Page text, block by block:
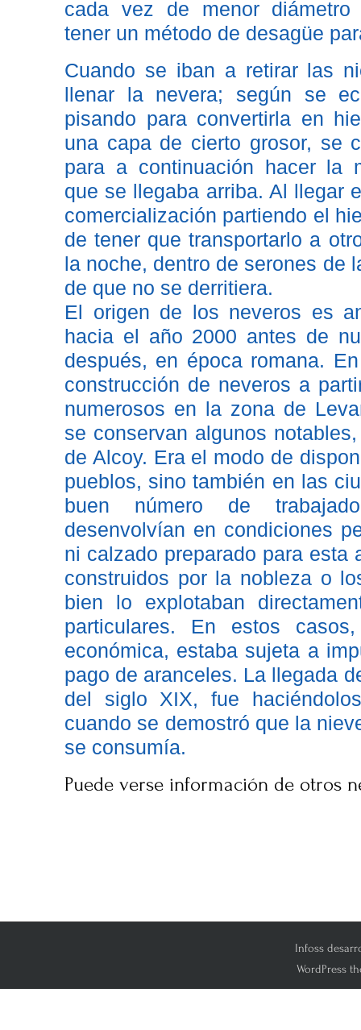
cada vez de menor diámetro
tener un método de desagüe
Cuando se iban a retirar las
llenar la nevera; según se
pisando para convertirla en
una capa de cierto grosor, se
para a continuación hacer la
que se llegaba arriba. Al llegar
comercialización partiendo el
de tener que transportarlo a
la noche, dentro de serones de
de que no se derritiera.
El origen de los neveros es
hacia el año 2000 antes de
después, en época romana.
construcción de neveros a
numerosos en la zona de
se conservan algunos
de Alcoy. Era el modo de
pueblos, sino también en las
buen número de
desenvolvían en condiciones
ni calzado preparado para esta
construidos por la nobleza o
bien lo explotaban
particulares. En estos
económica, estaba sujeta a
pago de aranceles. La llegada
del siglo XIX, fue
cuando se demostró que la
se consumía.
Puede verse información de otros
Infoss
WordPress